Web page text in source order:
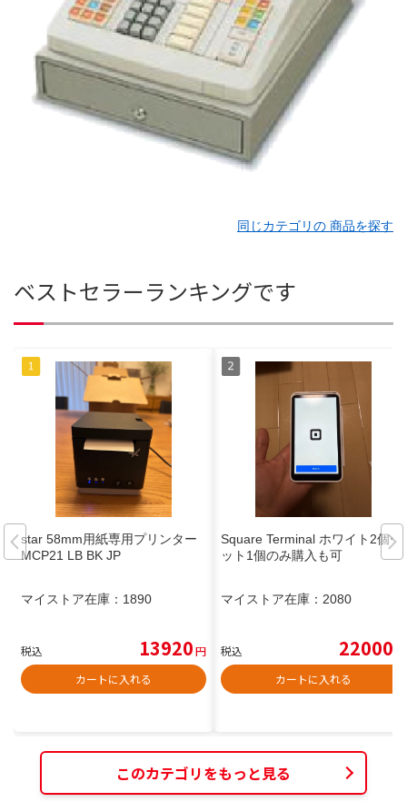
同じカテゴリの 商品を探す
ベストセラーランキングです
star 58mm用紙専用プリンター
MCP21 LB BK JP
マイストア在庫： 1890
税込 13920円
カートに入れる
Square Terminal ホワイト2個セ
ット1個のみ購入も可
マイストア在庫： 2080
税込 22000
カートに入れる
このカテゴリをもっと見る